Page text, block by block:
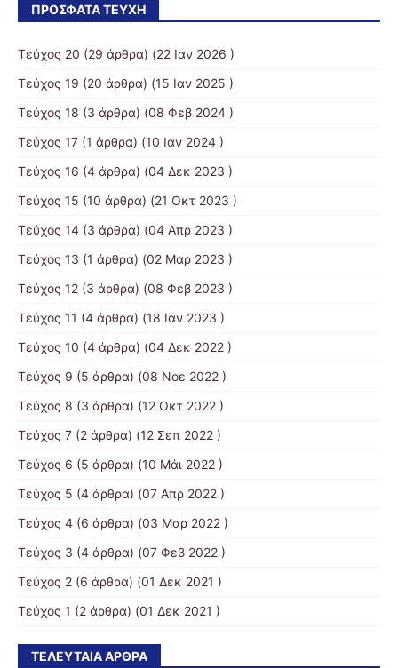
ΠΡΌΣΦΑΤΑ ΤΕΎΧΗ
Τεύχος 20 (29 άρθρα) (22 Ιαν 2026 )
Τεύχος 19 (20 άρθρα) (15 Ιαν 2025 )
Τεύχος 18 (3 άρθρα) (08 Φεβ 2024 )
Τεύχος 17 (1 άρθρα) (10 Ιαν 2024 )
Τεύχος 16 (4 άρθρα) (04 Δεκ 2023 )
Τεύχος 15 (10 άρθρα) (21 Οκτ 2023 )
Τεύχος 14 (3 άρθρα) (04 Απρ 2023 )
Τεύχος 13 (1 άρθρα) (02 Μαρ 2023 )
Τεύχος 12 (3 άρθρα) (08 Φεβ 2023 )
Τεύχος 11 (4 άρθρα) (18 Ιαν 2023 )
Τεύχος 10 (4 άρθρα) (04 Δεκ 2022 )
Τεύχος 9 (5 άρθρα) (08 Νοε 2022 )
Τεύχος 8 (3 άρθρα) (12 Οκτ 2022 )
Τεύχος 7 (2 άρθρα) (12 Σεπ 2022 )
Τεύχος 6 (5 άρθρα) (10 Μάι 2022 )
Τεύχος 5 (4 άρθρα) (07 Απρ 2022 )
Τεύχος 4 (6 άρθρα) (03 Μαρ 2022 )
Τεύχος 3 (4 άρθρα) (07 Φεβ 2022 )
Τεύχος 2 (6 άρθρα) (01 Δεκ 2021 )
Τεύχος 1 (2 άρθρα) (01 Δεκ 2021 )
ΤΕΛΕΥΤΑΊΑ ΆΡΘΡΑ